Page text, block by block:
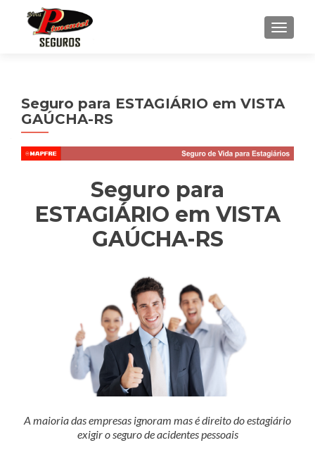
Seguro para ESTAGIÁRIO em VISTA
GAÚCHA-RS
Seguro para
ESTAGIÁRIO em VISTA
GAÚCHA-RS
A maioria das empresas ignoram mas é direito do estagiário
exigir o seguro de acidentes pessoais